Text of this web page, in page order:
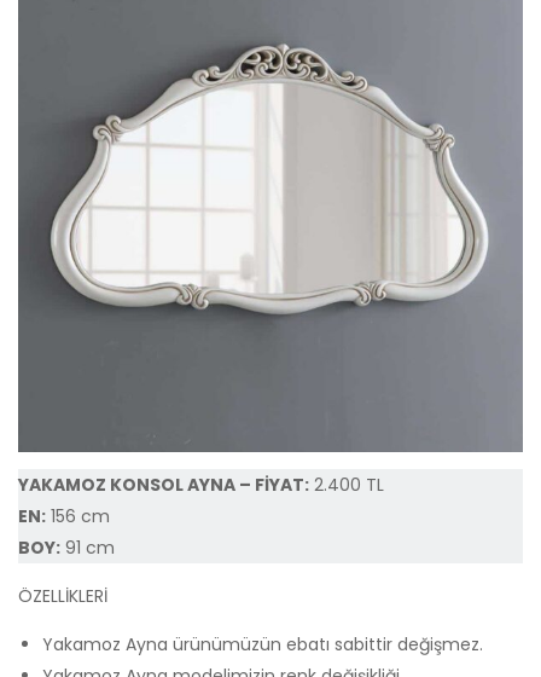
YAKAMOZ KONSOL AYNA – FİYAT: 2.400 TL
EN: 156 cm
BOY: 91 cm
ÖZELLİKLERİ
Yakamoz Ayna ürünümüzün ebatı sabittir değişmez.